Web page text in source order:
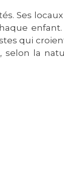
Ses
enfant.
qui
selon la